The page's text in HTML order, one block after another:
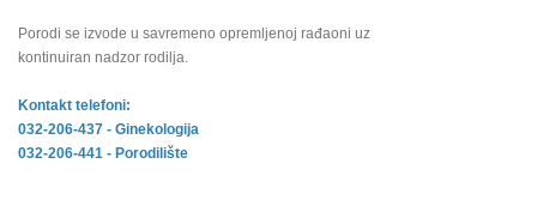
Porodi se izvode u savremeno opremljenoj rađaoni uz
kontinuiran nadzor rodilja.
Kontakt telefoni:
032-206-437 - Ginekologija
032-206-441 - Porodilište